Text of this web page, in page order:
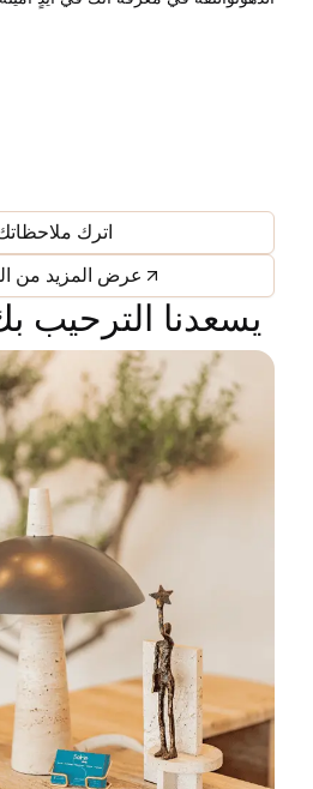
اترك
عرض المزيد من
يسعدنا الترحيب